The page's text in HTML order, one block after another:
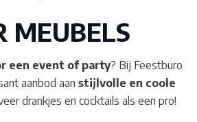
MEUBELS
een event of party? Bij Feestburo
aanbod aan stijlvolle en coole
drankjes en cocktails als een pro!